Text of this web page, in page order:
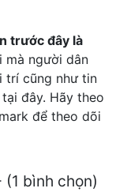
trước đây là
mà người dân
trí cũng như tin
đây. Hãy theo
để theo dõi
bình chọn)